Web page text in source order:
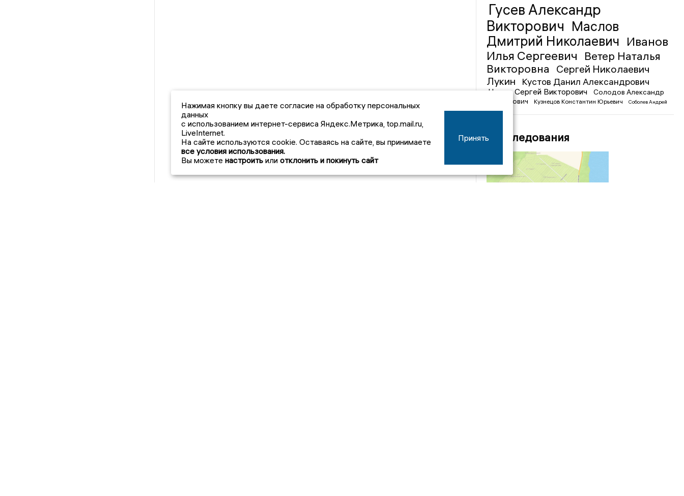
Гусев Александр
Викторович Маслов
Дмитрий Николаевич Иванов
Илья Сергеевич
Ветер Наталья
Викторовна
Сергей Николаевич
Лукин
Кустов Данил Александрович
Чижов Сергей Викторович
Солодов Александр
Михайлович
Кузнецов Константин Юрьевич
Соболев Андрей
Иванович
Расследования
Нажимая кнопку вы даете согласие на обработку персональных
данных
с использованием интернет-сервиса Яндекс.Метрика, top.mail.ru,
LiveInternet.
На сайте используются cookie. Оставаясь на сайте, вы принимаете
все условия использования.
Вы можете настроить или отклонить и покинуть сайт
Принять